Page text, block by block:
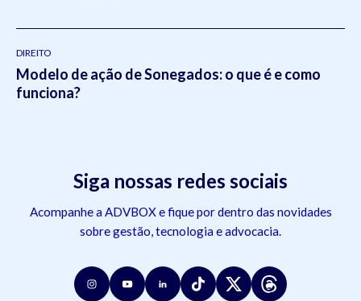
DIREITO
Modelo de ação de Sonegados: o que é e como
funciona?
Siga nossas redes sociais
Acompanhe a ADVBOX e fique por dentro das novidades
sobre gestão, tecnologia e advocacia.